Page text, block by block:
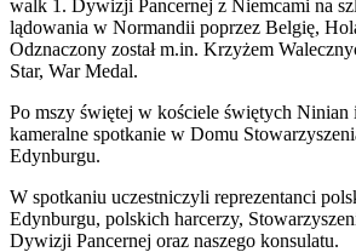
walk 1. Dywizji Pancernej z Niemcami na
lądowania w Normandii poprzez Belgię,
Odznaczony został m.in. Krzyżem
Star, War Medal.
Po mszy świętej w kościele świętych Ninian
kameralne spotkanie w Domu
Edynburgu.
W spotkaniu uczestniczyli reprezentanci
Edynburgu, polskich harcerzy,
Dywizji Pancernej oraz naszego konsulatu.